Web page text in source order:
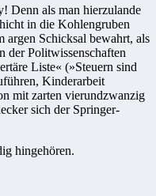
Denn als man hierzulande
in die Kohlengruben
argen Schicksal bewahrt, als
der Politwissenschaften
Liste« (»Steuern sind
Kinderarbeit
mit zarten vierundzwanzig
sich der Springer-
hingehören.